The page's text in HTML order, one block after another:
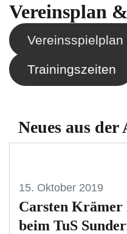
Vereinsplan
Trainingszeiten
Neues aus
15. Oktober 2019
Carsten Krämer
beim TuS